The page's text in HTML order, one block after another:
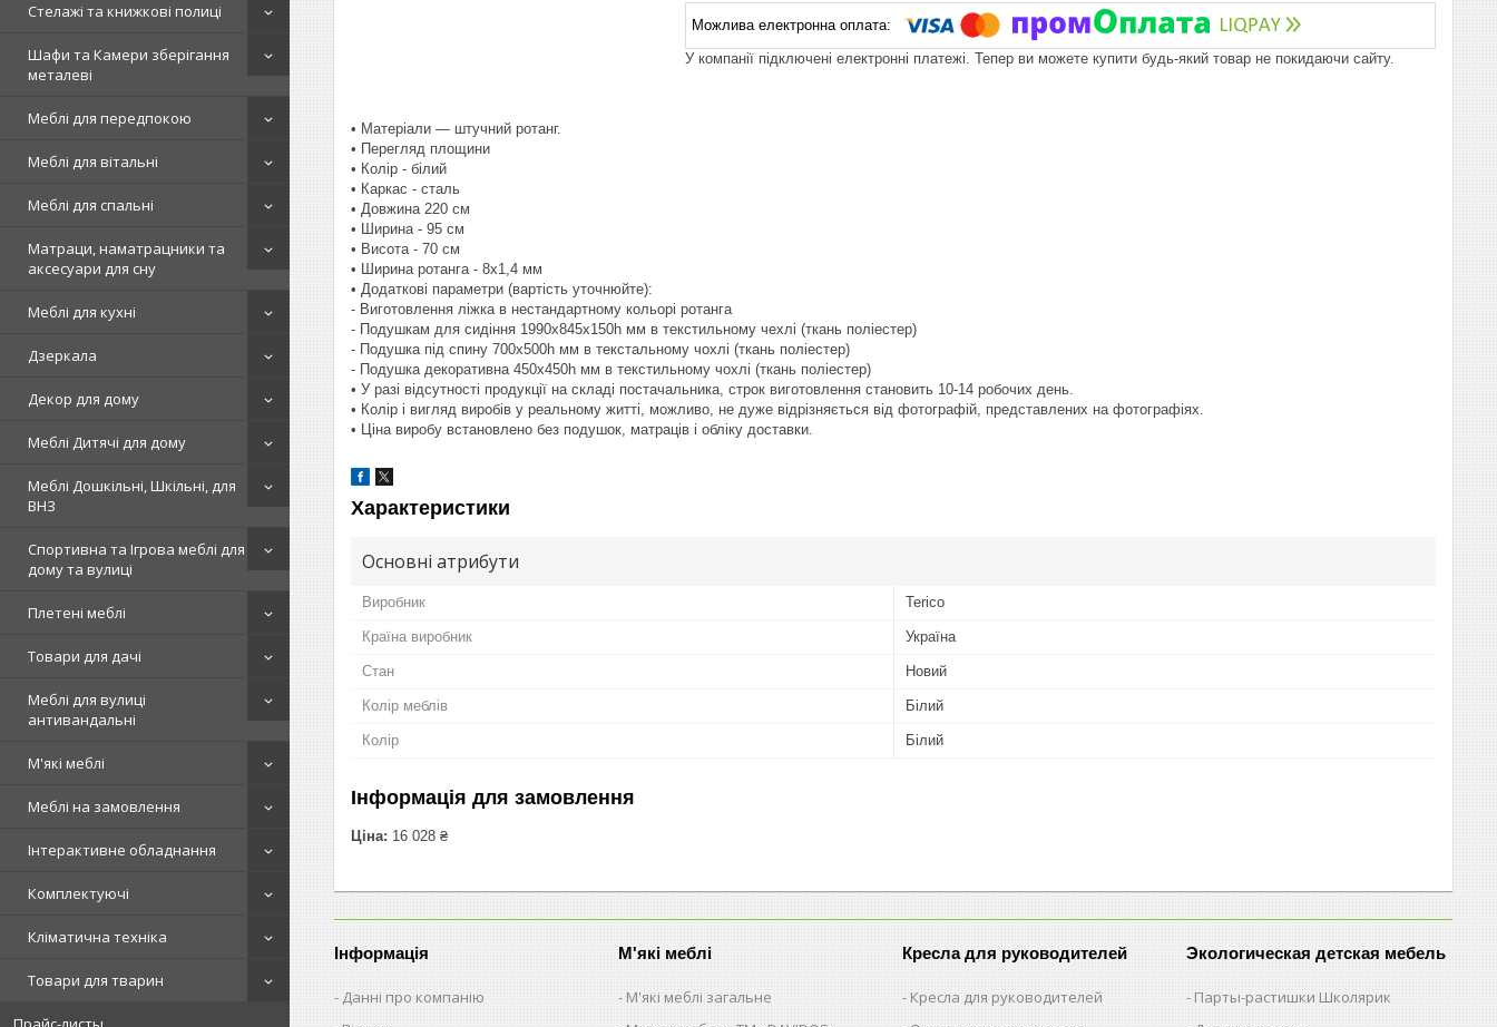
Стелажі та книжкові полиці
Шафи та Камери зберігання
металеві
Меблі для передпокою
Меблі для вітальні
Меблі для спальні
Матраци, наматрацники та
аксесуари для сну
Меблі для кухні
Дзеркала
Декор для дому
Меблі Дитячі для дому
Меблі Дошкільні, Шкільні, для
ВНЗ
Спортивна та Ігрова меблі для
дому та вулиці
Плетені меблі
Товари для дачі
Меблі для вулиці
антивандальні
М'які меблі
Меблі на замовлення
Інтерактивне обладнання
Комплектуючі
Кліматична техніка
Товари для тварин
У компанії підключені електронні платежі. Тепер ви можете купити будь-який товар не покидаючи сайту.
• Матеріали — штучний ротанг.
• Перегляд площини
• Колір - білий
• Каркас - сталь
• Довжина 220 см
• Ширина - 95 см
• Висота - 70 см
• Ширина ротанга - 8x1,4 мм
• Додаткові параметри (вартість уточнюйте):
- Виготовлення ліжка в нестандартному кольорі ротанга
- Подушкам для сидіння 1990x845x150h мм в текстильному чехлі (ткань поліестер)
- Подушка під спину 700x500h мм в текстальному чохлі (ткань поліестер)
- Подушка декоративна 450x450h мм в текстильному чохлі (ткань поліестер)
• У разі відсутності продукції на складі постачальника, строк виготовлення становить 10-14 робочих день.
• Колір і вигляд виробів у реальному житті, можливо, не дуже відрізняється від фотографій, представлених на фотографіях.
• Ціна виробу встановлено без подушок, матраців і обліку доставки.
Характеристики
Основні атрибути
Виробник Terico
Країна виробник Україна
Стан Новий
Колір меблів Білий
Колір Білий
Інформація для замовлення
Ціна: 16 028 ₴
Інформація
Данні про компанію
М'які меблі
М'які меблі загальне
Кресла для руководителей
Кресла для руководителей
Экологическая детская мебель
Парты-растишки Школярик